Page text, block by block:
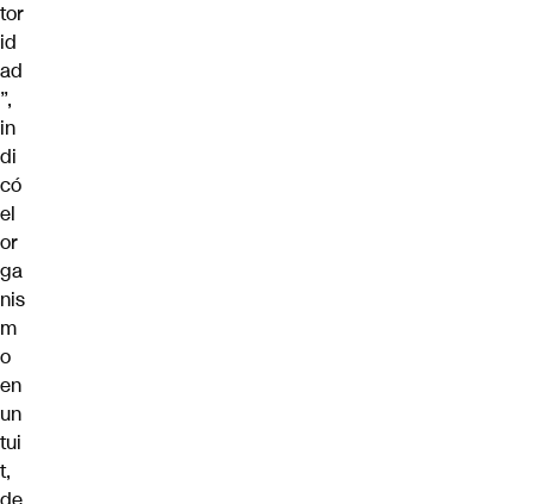
tor
id
ad
”,
in
di
có
el
or
ga
nis
m
o
en
un
tui
t,